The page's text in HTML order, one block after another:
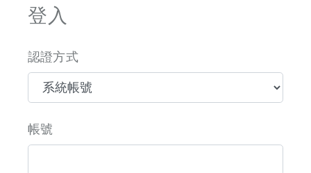
登入
認證方式
帳號